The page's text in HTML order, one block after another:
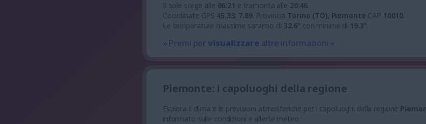
Il sole sorge alle 06:21 e tramonta alle 20:46.
Coordinate GPS 45.33, 7.89. Provincia Torino (TO), Piemonte CAP 10010.
Le temperature massime saranno di 32.6° con minime di 19.3°.
» Premi pervisualizzare altre informazioni «
Piemonte: i capoluoghi della regione
Esplora il clima e le previsioni atmosferiche per i capoluoghi della regione
informato sulle condizioni e allerte meteo.